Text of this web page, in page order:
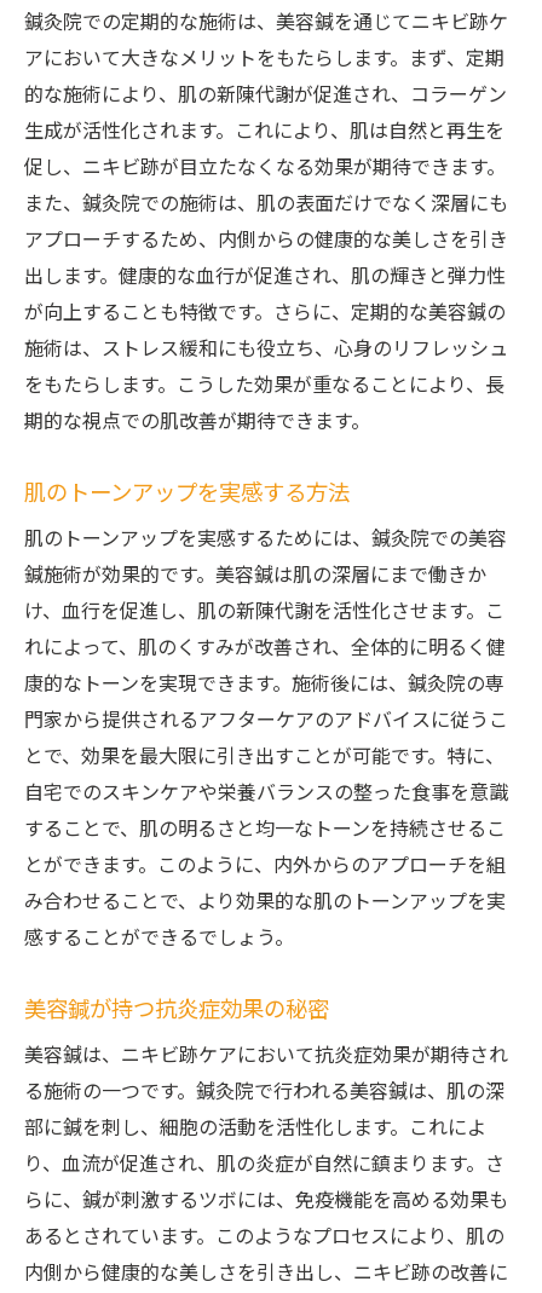
鍼灸院での定期的な施術は、美容鍼を通じてニキビ跡ケ
アにおいて大きなメリットをもたらします。まず、定期
的な施術により、肌の新陳代謝が促進され、コラーゲン
生成が活性化されます。これにより、肌は自然と再生を
促し、ニキビ跡が目立たなくなる効果が期待できます。
また、鍼灸院での施術は、肌の表面だけでなく深層にも
アプローチするため、内側からの健康的な美しさを引き
出します。健康的な血行が促進され、肌の輝きと弾力性
が向上することも特徴です。さらに、定期的な美容鍼の
施術は、ストレス緩和にも役立ち、心身のリフレッシュ
をもたらします。こうした効果が重なることにより、長
期的な視点での肌改善が期待できます。
肌のトーンアップを実感する方法
肌のトーンアップを実感するためには、鍼灸院での美容
鍼施術が効果的です。美容鍼は肌の深層にまで働きか
け、血行を促進し、肌の新陳代謝を活性化させます。こ
れによって、肌のくすみが改善され、全体的に明るく健
康的なトーンを実現できます。施術後には、鍼灸院の専
門家から提供されるアフターケアのアドバイスに従うこ
とで、効果を最大限に引き出すことが可能です。特に、
自宅でのスキンケアや栄養バランスの整った食事を意識
することで、肌の明るさと均一なトーンを持続させるこ
とができます。このように、内外からのアプローチを組
み合わせることで、より効果的な肌のトーンアップを実
感することができるでしょう。
美容鍼が持つ抗炎症効果の秘密
美容鍼は、ニキビ跡ケアにおいて抗炎症効果が期待され
る施術の一つです。鍼灸院で行われる美容鍼は、肌の深
部に鍼を刺し、細胞の活動を活性化します。これによ
り、血流が促進され、肌の炎症が自然に鎮まります。さ
らに、鍼が刺激するツボには、免疫機能を高める効果も
あるとされています。このようなプロセスにより、肌の
内側から健康的な美しさを引き出し、ニキビ跡の改善に